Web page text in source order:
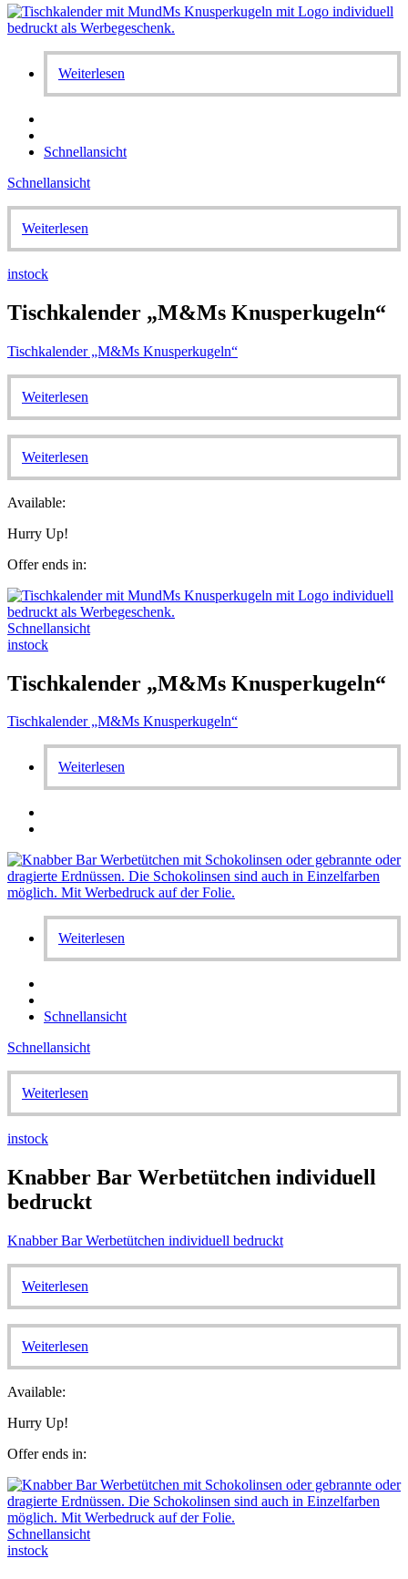
Weiterlesen
Schnellansicht
Schnellansicht
Weiterlesen
instock
Tischkalender „M&Ms Knusperkugeln“
Tischkalender „M&Ms Knusperkugeln“
Weiterlesen
Weiterlesen
Available:
Hurry Up!
Offer ends in:
Schnellansicht
instock
Tischkalender „M&Ms Knusperkugeln“
Tischkalender „M&Ms Knusperkugeln“
Weiterlesen
Weiterlesen
Schnellansicht
Schnellansicht
Weiterlesen
instock
Knabber Bar Werbetütchen individuell
bedruckt
Knabber Bar Werbetütchen individuell bedruckt
Weiterlesen
Weiterlesen
Available:
Hurry Up!
Offer ends in:
Schnellansicht
instock